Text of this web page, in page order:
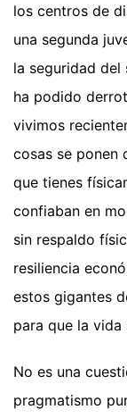
los centros de
una segunda
la seguridad
ha podido
vivimos
cosas se ponen
que tienes
confiaban en
sin respaldo
resiliencia
estos gigantes
para que la
No es una
pragmatismo